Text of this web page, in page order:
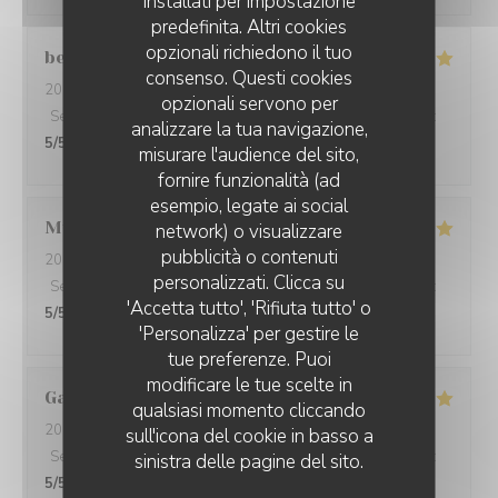
predefinita. Altri cookies
opzionali richiedono il tuo
consenso. Questi cookies
opzionali servono per
analizzare la tua navigazione,
misurare l'audience del sito,
fornire funzionalità (ad
esempio, legate ai social
network) o visualizzare
pubblicità o contenuti
personalizzati. Clicca su
'Accetta tutto', 'Rifiuta tutto' o
'Personalizza' per gestire le
tue preferenze. Puoi
modificare le tue scelte in
qualsiasi momento cliccando
sull'icona del cookie in basso a
sinistra delle pagine del sito.
bernadette C
2026-08-05
- 12:30 - Ospiti 3
Servizio
Atmosfera :4/5 Cucina : 5 /5 Qualità / Prezzo
5/5
Mustafa
2026-08-07
- 12:45 - Ospiti 2
Servizio
Atmosfera: 5/5 Cucina:5/5 Qualità / Prezzo
5/5
Gauthier
2026-08-06 - 12:15 - Ospiti 4
Servizio
Atmosfera: 5/5 Cucina: 5/5 Qualità / Prezzo
5/5